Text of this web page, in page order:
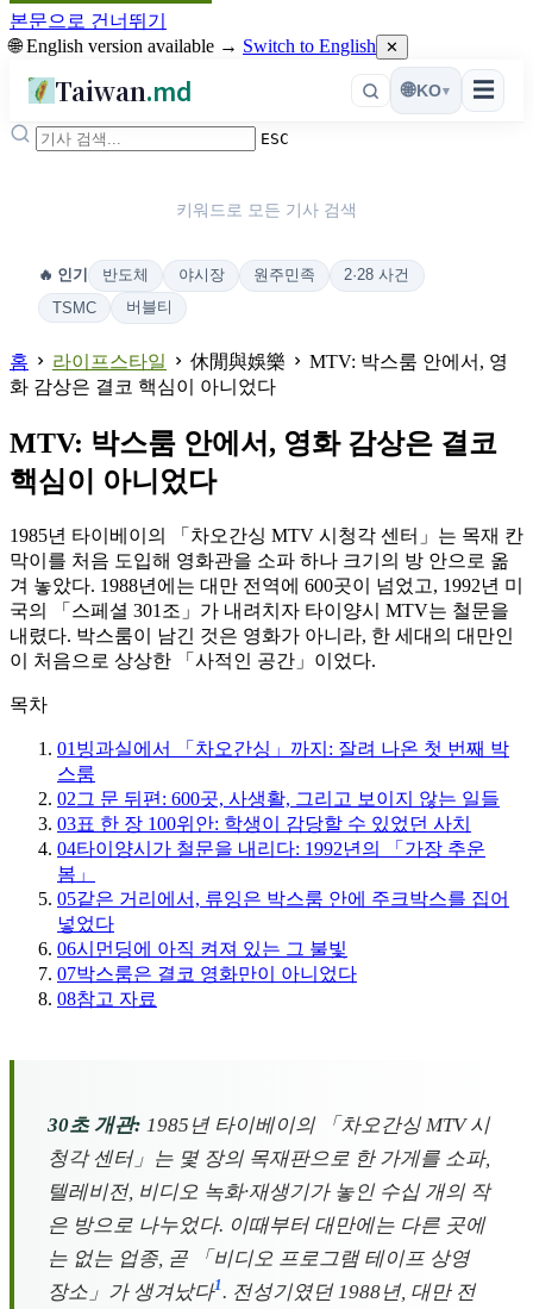
본문으로 건너뛰기
🌐 English version available → Switch to English ✕
Taiwan.md ☰
🌐KO▾
ESC
키워드로 모든 기사 검색
🔥 인기 반도체 야시장 원주민족
2·28 사건
TSMC
버블티
홈 라이프스타일 休閒與娛樂
MTV: 박스룸 안에서, 영
화 감상은 결코 핵심이 아니었다
MTV: 박스룸 안에서, 영화 감상은 결코
핵심이 아니었다
1985년 타이베이의 「차오간싱 MTV 시청각 센터」는 목재 칸
막이를 처음 도입해 영화관을 소파 하나 크기의 방 안으로 옮
겨 놓았다. 1988년에는 대만 전역에 600곳이 넘었고, 1992년 미
국의 「스페셜 301조」가 내려치자 타이양시 MTV는 철문을
내렸다. 박스룸이 남긴 것은 영화가 아니라, 한 세대의 대만인
이 처음으로 상상한 「사적인 공간」이었다.
목차
01 빙과실에서 「차오간싱」까지: 잘려 나온 첫 번째 박
스룸
02그 문 뒤편: 600곳, 사생활, 그리고 보이지 않는 일들
03표 한 장 100위안: 학생이 감당할 수 있었던 사치
04타이양시가 철문을 내리다: 1992년의 「가장 추운
봄」
05같은 거리에서, 류잉은 박스룸 안에 주크박스를 집어
넣었다
06시먼딩에 아직 켜져 있는 그 불빛
07박스룸은 결코 영화만이 아니었다
08참고 자료
30초 개관: 1985년 타이베이의 「차오간싱 MTV 시
청각 센터」는 몇 장의 목재판으로 한 가게를 소파,
텔레비전, 비디오 녹화·재생기가 놓인 수십 개의 작
은 방으로 나누었다. 이때부터 대만에는 다른 곳에
는 없는 업종, 곧 「비디오 프로그램 테이프 상영
장소」가 생겨났다1. 전성기였던 1988년, 대만 전